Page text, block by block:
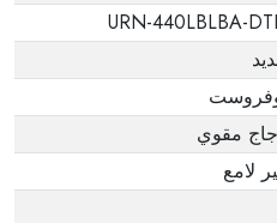
URN-440LBLBA-
مقوي
لامع